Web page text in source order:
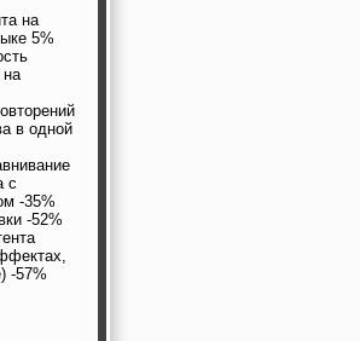
на
5%
в одной
с
-35%
-52%
-57%